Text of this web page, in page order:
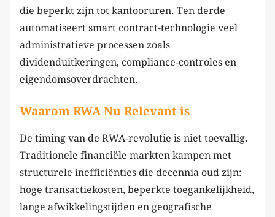
die beperkt zijn tot kantooruren. Ten derde
automatiseert smart contract-technologie veel
administratieve processen zoals
dividenduitkeringen, compliance-controles en
eigendomsoverdrachten.
Waarom RWA Nu Relevant is
De timing van de RWA-revolutie is niet toevallig.
Traditionele financiële markten kampen met
structurele inefficiënties die decennia oud zijn:
hoge transactiekosten, beperkte toegankelijkheid,
lange afwikkelingstijden en geografische